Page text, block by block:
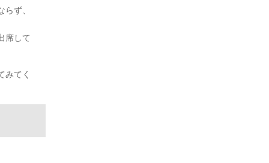
ず、
席して
みてく